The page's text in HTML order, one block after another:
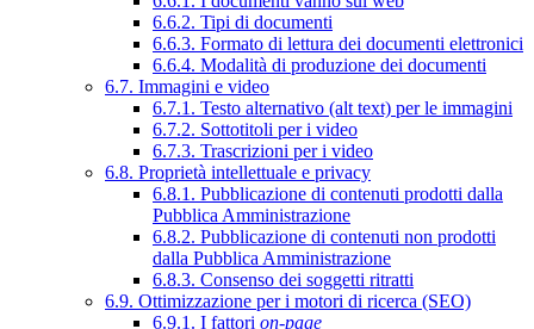
6.6.2. Tipi di documenti
6.6.3. Formato di lettura dei documenti elettronici
6.6.4. Modalità di produzione dei documenti
6.7. Immagini e video
6.7.1. Testo alternativo (alt text) per le immagini
6.7.2. Sottotitoli per i video
6.7.3. Trascrizioni per i video
6.8. Proprietà intellettuale e privacy
6.8.1. Pubblicazione di contenuti prodotti dalla
Pubblica Amministrazione
6.8.2. Pubblicazione di contenuti non prodotti
dalla Pubblica Amministrazione
6.8.3. Consenso dei soggetti ritratti
6.9. Ottimizzazione per i motori di ricerca (SEO)
6.9.1. I fattori on-page